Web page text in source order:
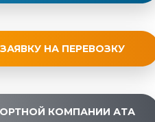
НА ПЕРЕВОЗКУ
КОМПАНИИ АТА